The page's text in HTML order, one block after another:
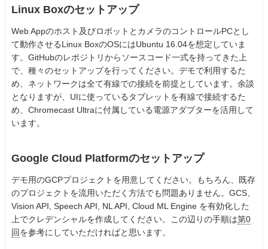
Linux Boxのセットアップ
Web Appのホスト及びロボットとカメラのコントロールPCとし
て動作させるLinux BoxのOSにはUbuntu 16.04を想定していま
す。GitHubのレポジトリからソースコード一式を持ってきた上
で、種々のセットアップを行ってください。デモで利用するた
め、ネットワークは全て有線での接続を前提としています。余談
となりますが、UIに使っているタブレットを有線で接続するた
め、Chromecast Ultraに付属している電源アダプターを活用して
います。
Google Cloud Platformのセットアップ
デモ用のGCPプロジェクトを用意してください。もちろん、既存
のプロジェクトを流用いただく方法でも問題ありません。GCS、
Vision API, Speech API, NL API, Cloud ML Engine を有効化した
上でクレデンシャルを作成してください。この辺りの手順は第0
回を参考にしていただければと思います。